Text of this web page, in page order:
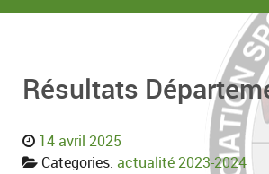
Résultats
14 avril 2025
Categories: actualité 2023-2024